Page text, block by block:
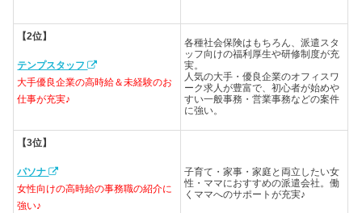
【2位】
テンプスタッフ
大手優良企業の高時給＆未経験のお
仕事が充実♪
各種社会保険はもちろん、派遣スタ
ッフ向けの福利厚生や研修制度が充
実。
人気の大手・優良企業のオフィスワ
ーク求人が豊富で、初心者が始めや
すい一般事務・営業事務などの案件
に強い。
【3位】
パソナ
女性向けの高時給の事務職の紹介に
強い♪
子育て・家事・家庭と両立したい女
性・ママにおすすめの派遣会社。働
くママへのサポートが充実♪